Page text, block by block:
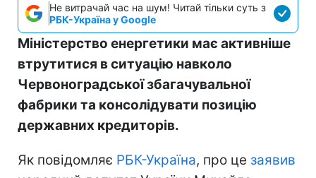
Не витрачай час на шум! Читай тільки суть з
РБК-Україна у Google
Міністерство енергетики має активніше
втрутитися в ситуацію навколо
Червоноградської збагачувальної
фабрики та консолідувати позицію
державних кредиторів.
Як повідомляє РБК-Україна, про це заявив